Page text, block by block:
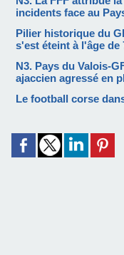
incidents face au
Pilier historique du
s'est éteint à l'âge de
​N3. Pays du Valois-
ajaccien agressé en
Le football corse